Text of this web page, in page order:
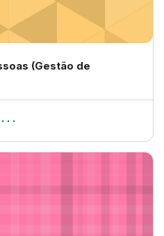
(Gestão de